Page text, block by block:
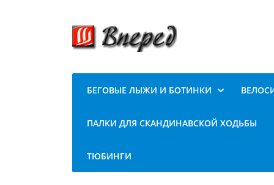
БЕГОВЫЕ ЛЫЖИ И БОТИНКИ
ПАЛКИ ДЛЯ СКАНДИНАВСКОЙ ХОДЬБЫ
ТЮБИНГИ